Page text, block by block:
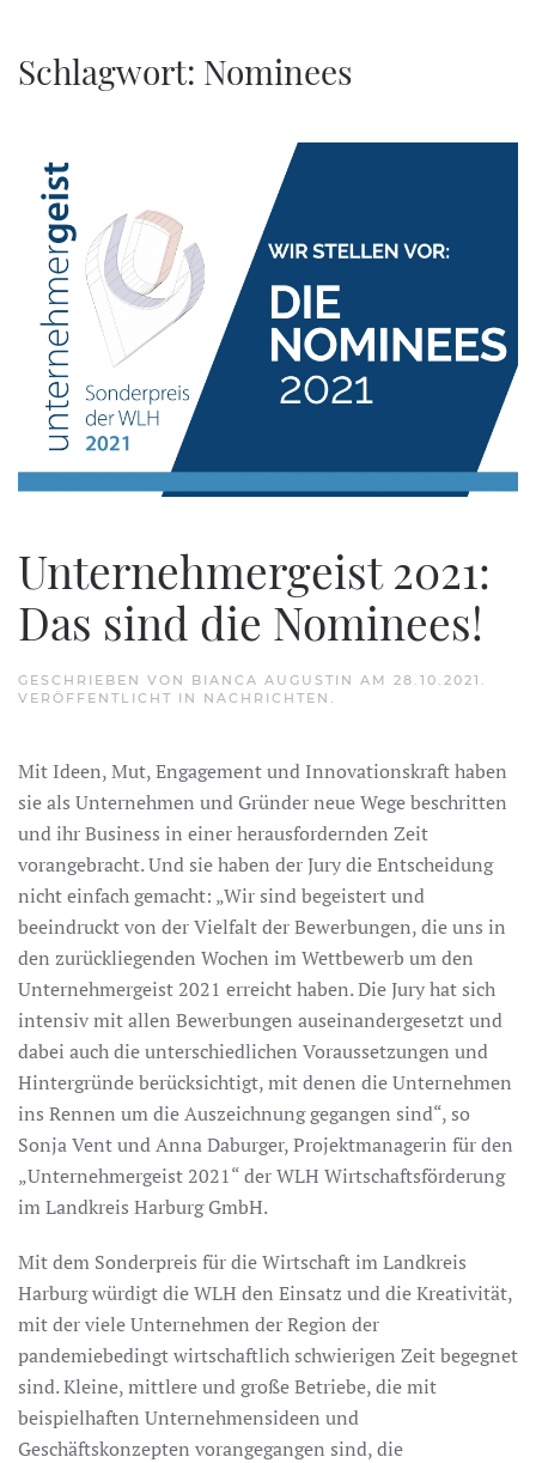
Zum Hauptinhalt springen
Schlagwort: Nominees
Unternehmergeist 2021:
Das sind die Nominees!
GESCHRIEBEN VON BIANCA AUGUSTIN AM 28.10.2021
VERÖFFENTLICHT IN NACHRICHTEN
Mit Ideen, Mut, Engagement und Innovationskraft haben
sie als Unternehmen und Gründer neue Wege beschritten
und ihr Business in einer herausfordernden Zeit
vorangebracht. Und sie haben der Jury die Entscheidung
nicht einfach gemacht: „Wir sind begeistert und
beeindruckt von der Vielfalt der Bewerbungen, die uns in
den zurückliegenden Wochen im Wettbewerb um den
Unternehmergeist 2021 erreicht haben. Die Jury hat sich
intensiv mit allen Bewerbungen auseinandergesetzt und
dabei auch die unterschiedlichen Voraussetzungen und
Hintergründe berücksichtigt, mit denen die Unternehmen
ins Rennen um die Auszeichnung gegangen sind“, so
Sonja Vent und Anna Daburger, Projektmanagerin für den
„Unternehmergeist 2021“ der WLH Wirtschaftsförderung
im Landkreis Harburg GmbH.
Mit dem Sonderpreis für die Wirtschaft im Landkreis
Harburg würdigt die WLH den Einsatz und die Kreativität,
mit der viele Unternehmen der Region der
pandemiebedingt wirtschaftlich schwierigen Zeit begegnet
sind. Kleine, mittlere und große Betriebe, die mit
beispielhaften Unternehmensideen und
Geschäftskonzepten vorangegangen sind, die